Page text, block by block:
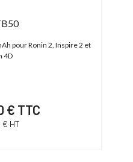
pour Ronin 2, Inspire 2 et
4D
€ TTC
€ HT